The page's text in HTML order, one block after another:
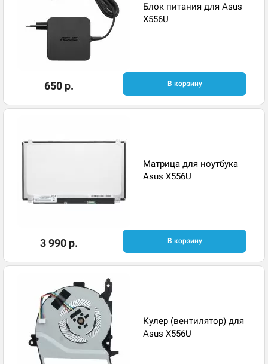
Блок питания для Asus
X556U
650 р. В корзину
Матрица для ноутбука
Asus X556U
3 990 р. В корзину
Кулер (вентилятор) для
Asus X556U